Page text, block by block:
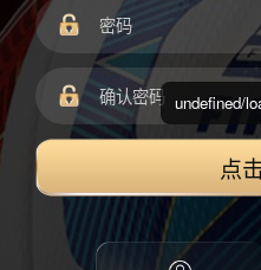
点
undefined/